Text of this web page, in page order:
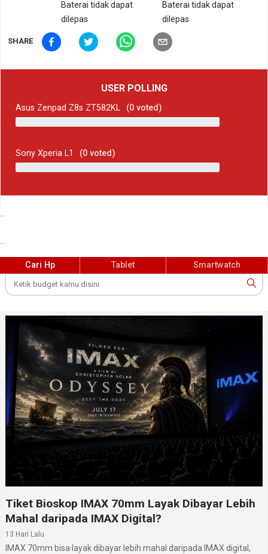
Baterai tidak dapat
dilepas
Baterai tidak dapat
dilepas
SHARE
USER POLLING
Asus Zenpad Z8s ZT582KL (0 voted)
Sony Xperia L1 (0 voted)
Cari Hp Tablet Smartwatch
Tiket Bioskop IMAX 70mm Layak Dibayar Lebih
Mahal daripada IMAX Digital?
13 Hari Lalu
IMAX 70mm bisa layak dibayar lebih mahal daripada IMAX digital,